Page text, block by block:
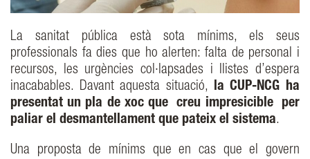
La sanitat pública està sota mínims, els seus
professionals fa dies que ho alerten: falta de personal i
recursos, les urgències col·lapsades i llistes d’espera
inacabables. Davant aquesta situació, la CUP-NCG ha
presentat un pla de xoc que creu impresicible per
paliar el desmantellament que pateix el sistema.
Una proposta de mínims que en cas que el govern